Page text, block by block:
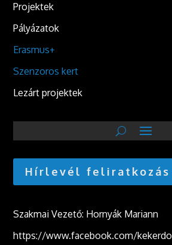
Projektek
Pályázatok
Erasmus+
Szenzoros kert
Lezárt projektek
Hírlevél feliratkozás
Szakmai Vezető: Hornyák Mariann
https://www.facebook.com/kekerdo